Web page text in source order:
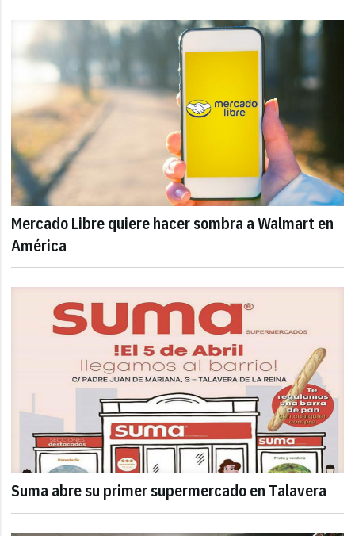
Mercado Libre quiere hacer sombra a Walmart en
América
Suma abre su primer supermercado en Talavera